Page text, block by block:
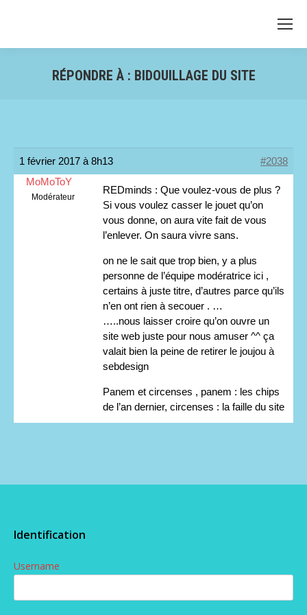
RÉPONDRE À : BIDOUILLAGE DU SITE
1 février 2017 à 8h13
#2038
MoMoToY
Modérateur
REDminds : Que voulez-vous de plus ?
Si vous voulez casser le jouet qu’on
vous donne, on aura vite fait de vous
l’enlever. On saura vivre sans.
on ne le sait que trop bien, y a plus
personne de l’équipe modératrice ici ,
certains à juste titre, d’autres parce qu’ils
n’en ont rien à secouer . …
…..nous laisser croire qu’on ouvre un
site web juste pour nous amuser ^^ ça
valait bien la peine de retirer le joujou à
sebdesign
Panem et circenses , panem : les chips
de l’an dernier, circenses : la faille du site
Identification
Username